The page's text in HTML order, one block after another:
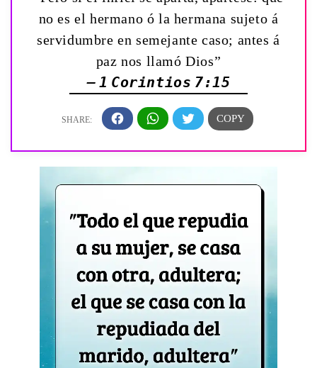
no es el hermano ó la hermana sujeto á
servidumbre en semejante caso; antes á
paz nos llamó Dios”
— 1 Corintios 7:15